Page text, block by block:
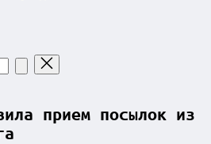
прием посылок из